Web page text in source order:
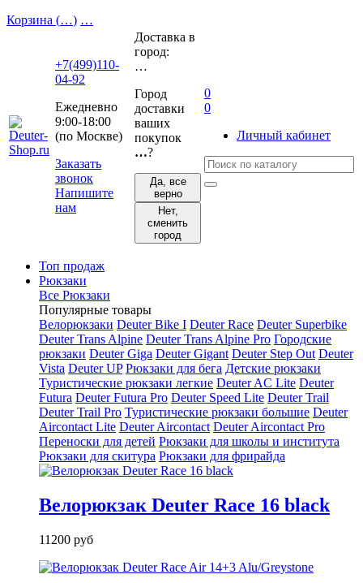
Корзина (…) …
+7(499)110-
04-92
Ежедневно
9:00-18:00
(по Москве)
Заказать
звонок
Напишите
нам
Доставка в
город:
…
Город
доставки
ваших
покупок
…?
Да, все
верно
Нет,
сменить
город
0
0
Личный кабинет
Топ продаж
Рюкзаки
Все Рюкзаки
Популярные товары
Велорюкзаки Deuter Bike I Deuter Race Deuter Superbike
Deuter Trans Alpine Deuter Trans Alpine Pro Городские
рюкзаки Deuter Giga Deuter Gigant Deuter Step Out Deuter
Vista Deuter UP Рюкзаки для бега Детские рюкзаки
Туристические рюкзаки легкие Deuter AС Lite Deuter
Futura Deuter Futura Pro Deuter Speed Lite Deuter Trail
Deuter Trail Pro Туристические рюкзаки большие Deuter
Aircontact Lite Deuter Aircontact Deuter Aircontact Pro
Переноски для детей Рюкзаки для школы и института
Рюкзаки для скитура Рюкзаки для фрирайда
Велорюкзак Deuter Race 16 black
11200 руб